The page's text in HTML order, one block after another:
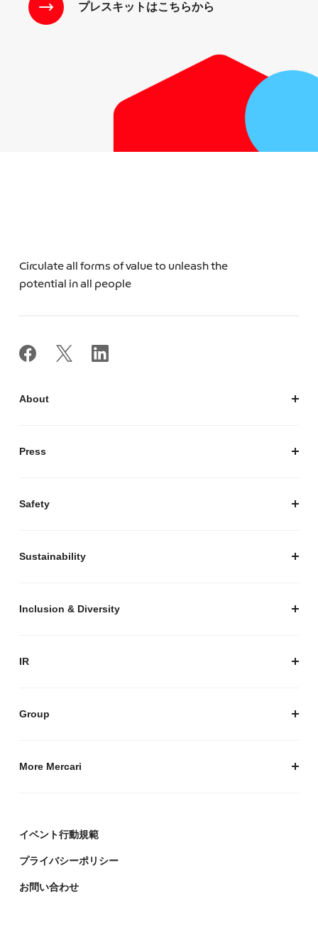
プレスキットはこちらから
Circulate all forms of value to unleash the
potential in all people
About
Press
Safety
Sustainability
Inclusion & Diversity
IR
Group
Mercari Software Technologies India Private Limited
More Mercari
メルカリのエンジニア情報ポータルサイト「Mercari
イベント行動規範
プライバシーポリシー
お問い合わせ